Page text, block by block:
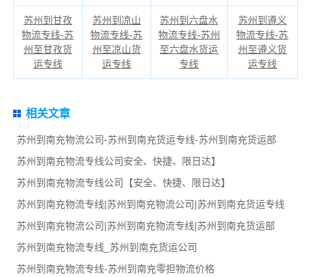
苏州到甘孜
物流专线-苏
州至甘孜货
运专线
苏州到凉山
物流专线-苏
州至凉山货
运专线
苏州到六盘水
物流专线-苏州
至六盘水货运
专线
苏州到遵义
物流专线-苏
州至遵义货
运专线
相关文章
苏州到南充物流公司-苏州到南充货运专线-苏州到南充货运部
苏州到南充物流专线公司安全、快捷、限日达】
苏州到南充物流专线公司【安全、快捷、限日达】
苏州到南充物流专线|苏州到南充物流公司|苏州到南充货运专线
苏州到南充物流公司|苏州到南充物流专线|苏州到南充货运部
苏州到南充物流专线_苏州到南充货运公司
苏州到南充物流专线-苏州到南充零担物流价格